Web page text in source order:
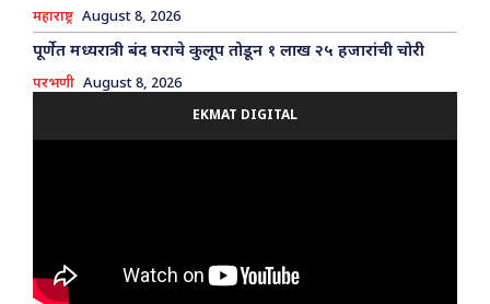
महाराष्ट्र August 8, 2026
पूर्णेत मध्यरात्री बंद घराचे कुलूप तोडून १ लाख २५ हजारांची चोरी
परभणी August 8, 2026
EKMAT DIGITAL